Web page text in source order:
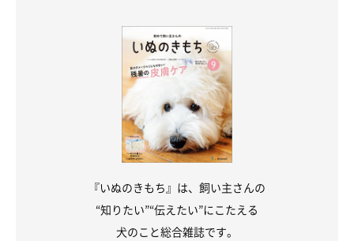
・腰のくびれがあまりはっきりしない、または腰のくびれがない
・余分な脂肪が多いがなんとか肋骨に触れる、または脂肪におお
・腹部のつり上がりがややある、または腹部のつり上がりはなく
理想の体型なら今の体重でOK！ １才ごろの体重を目安に
『いぬのきもち』は、飼い主さんの
“知りたい”“伝えたい”にこたえる
犬のこと総合雑誌です。